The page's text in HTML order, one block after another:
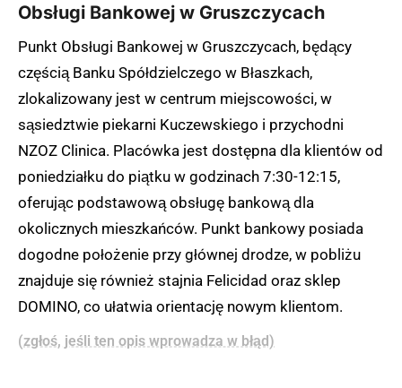
Obsługi Bankowej w Gruszczycach
Punkt Obsługi Bankowej w Gruszczycach, będący
częścią Banku Spółdzielczego w Błaszkach,
zlokalizowany jest w centrum miejscowości, w
sąsiedztwie piekarni Kuczewskiego i przychodni
NZOZ Clinica. Placówka jest dostępna dla klientów od
poniedziałku do piątku w godzinach 7:30-12:15,
oferując podstawową obsługę bankową dla
okolicznych mieszkańców. Punkt bankowy posiada
dogodne położenie przy głównej drodze, w pobliżu
znajduje się również stajnia Felicidad oraz sklep
DOMINO, co ułatwia orientację nowym klientom.
(zgłoś, jeśli ten opis wprowadza w błąd)